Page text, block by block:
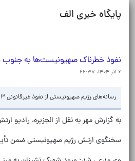
پایگاه خبری الف
نفوذ خطرناک صهیونیست‌ها به
۶ آذر ۱۴۰۴، ۲۲:۳۷
رسانه‌های رژیم صهیونیستی از نفوذ غیرقانونی ۱۳ شهرک نشین صهیونیست افراطی به داخل خاک سوریه و تلاش برای احداث یک شهرک اشغالی خبر دادند.
به گزارش مهر به نقل از الجزیره، رادیو ارتش رژیم صهیونیستی از عبور ۱۳ شهرک نشین صهیونیست از مرزهای سوریه
سخنگوی ارتش رژیم صهیونیستی ضمن تأیید این خبر افزود که ۱۳ صهیونیست متجاوز، سلامت